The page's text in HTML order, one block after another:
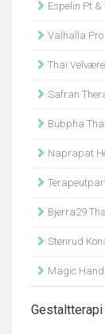
Espelin Pt
Valhalla
Thai
Safran
Bubpha
Naprapat
Bjerra29
Stenrud
Magic
Gestaltterapi